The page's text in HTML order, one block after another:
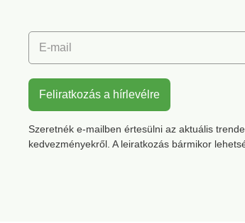
E-mail
Feliratkozás a hírlevélre
Szeretnék e-mailben értesülni az aktuális
kedvezményekről. A leiratkozás bármikor